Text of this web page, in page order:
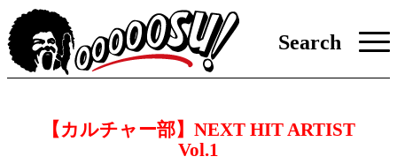
Search
【カルチャー部】NEXT HIT ARTIST
Vol.1